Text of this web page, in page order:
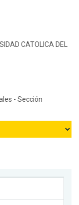
CATOLICA DEL
- Sección